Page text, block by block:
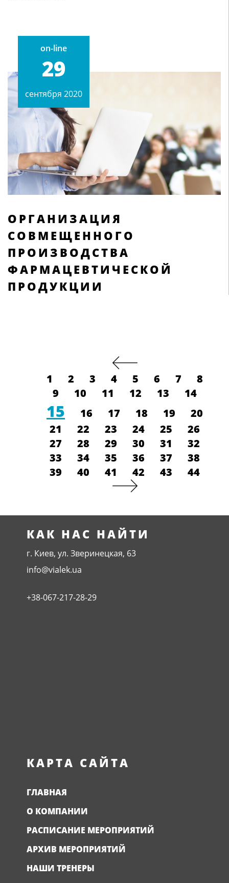
on-line
29
сентября 2020
ОРГАНИЗАЦИЯ
СОВМЕЩЕННОГО
ПРОИЗВОДСТВА
ФАРМАЦЕВТИЧЕСКОЙ
ПРОДУКЦИИ
1 2 3 4 5 6 7
8
9
10 11 12 13 14
15 16 17 18 19
20
21
22 23 24 25
26
27
28 29 30 31
32
33
34 35 36 37
38
39
40 41 42 43 44
КАК НАС НАЙТИ
г. Киев, ул. Зверинецкая, 63
info@vialek.ua
+38-067-217-28-29
КАРТА САЙТА
ГЛАВНАЯ
О КОМПАНИИ
РАСПИСАНИЕ МЕРОПРИЯТИЙ
АРХИВ МЕРОПРИЯТИЙ
НАШИ ТРЕНЕРЫ